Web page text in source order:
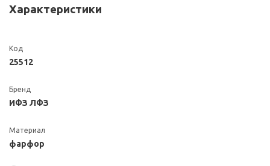
Характеристики
Код
25512
Бренд
ИФЗ ЛФЗ
Материал
фарфор